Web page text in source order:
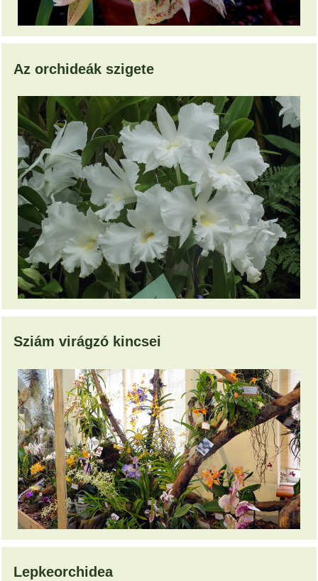
Az orchideák szigete
Sziám virágzó kincsei
Lepkeorchidea